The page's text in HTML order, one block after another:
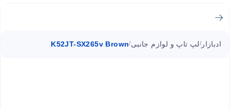
ادبازار /لپ تاپ و لوازم جانبی/
K52JT-SX265v Brown